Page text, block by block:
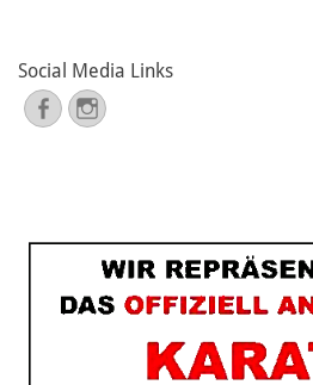
Social Media Links
FacebookInstagram